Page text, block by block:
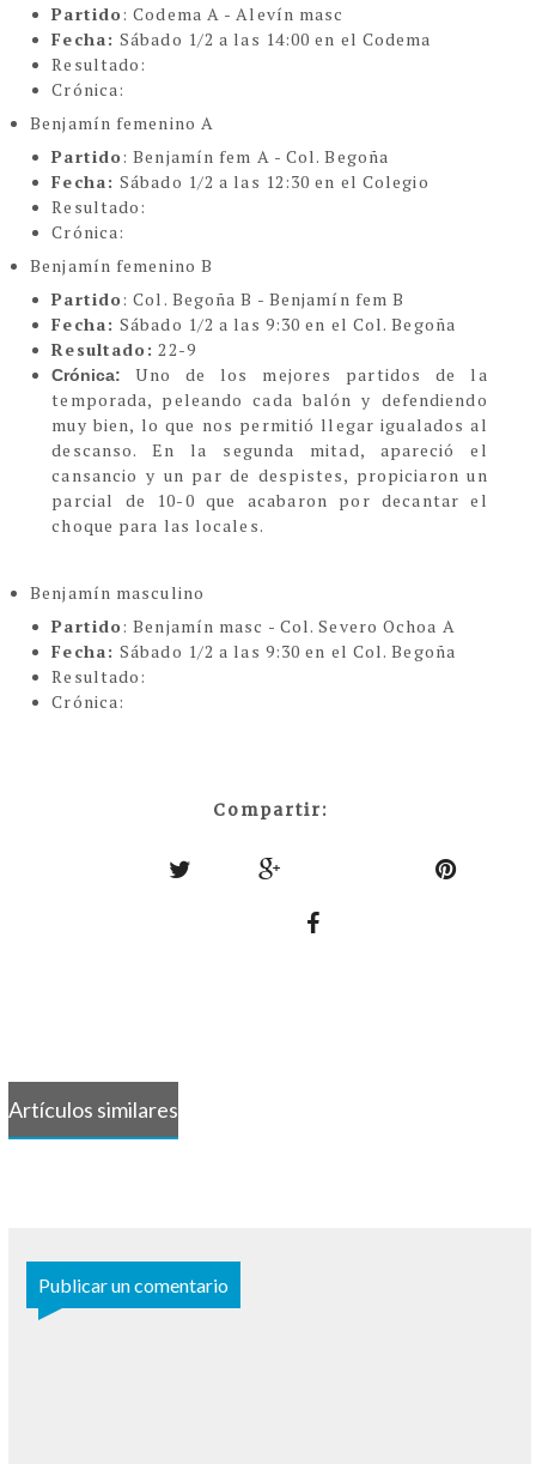
Partido: Codema A - Alevín masc
Fecha:Sábado 1/2 a las 14:00 en el Codema
Resultado:
Crónica:
Benjamín femenino A
Partido: Benjamín fem A - Col. Begoña
Fecha:Sábado 1/2 a las 12:30 en el Colegio
Resultado:
Crónica:
Benjamín femenino B
Partido: Col. Begoña B - Benjamín fem B
Fecha:Sábado 1/2 a las 9:30 en el Col. Begoña
Resultado: 22-9
Crónica:
Uno de los mejores partidos de la
temporada, peleando cada balón y defendiendo
muy bien, lo que nos permitió llegar igualados al
descanso. En la segunda mitad, apareció el
cansancio y un par de despistes, propiciaron un
parcial de 10-0 que acabaron por decantar el
choque para las locales.
Benjamín masculino
Partido: Benjamín masc - Col. Severo Ochoa A
Fecha:Sábado 1/2 a las 9:30 en el Col. Begoña
Resultado:
Crónica:
Compartir:
Artículos similares
Publicar un comentario